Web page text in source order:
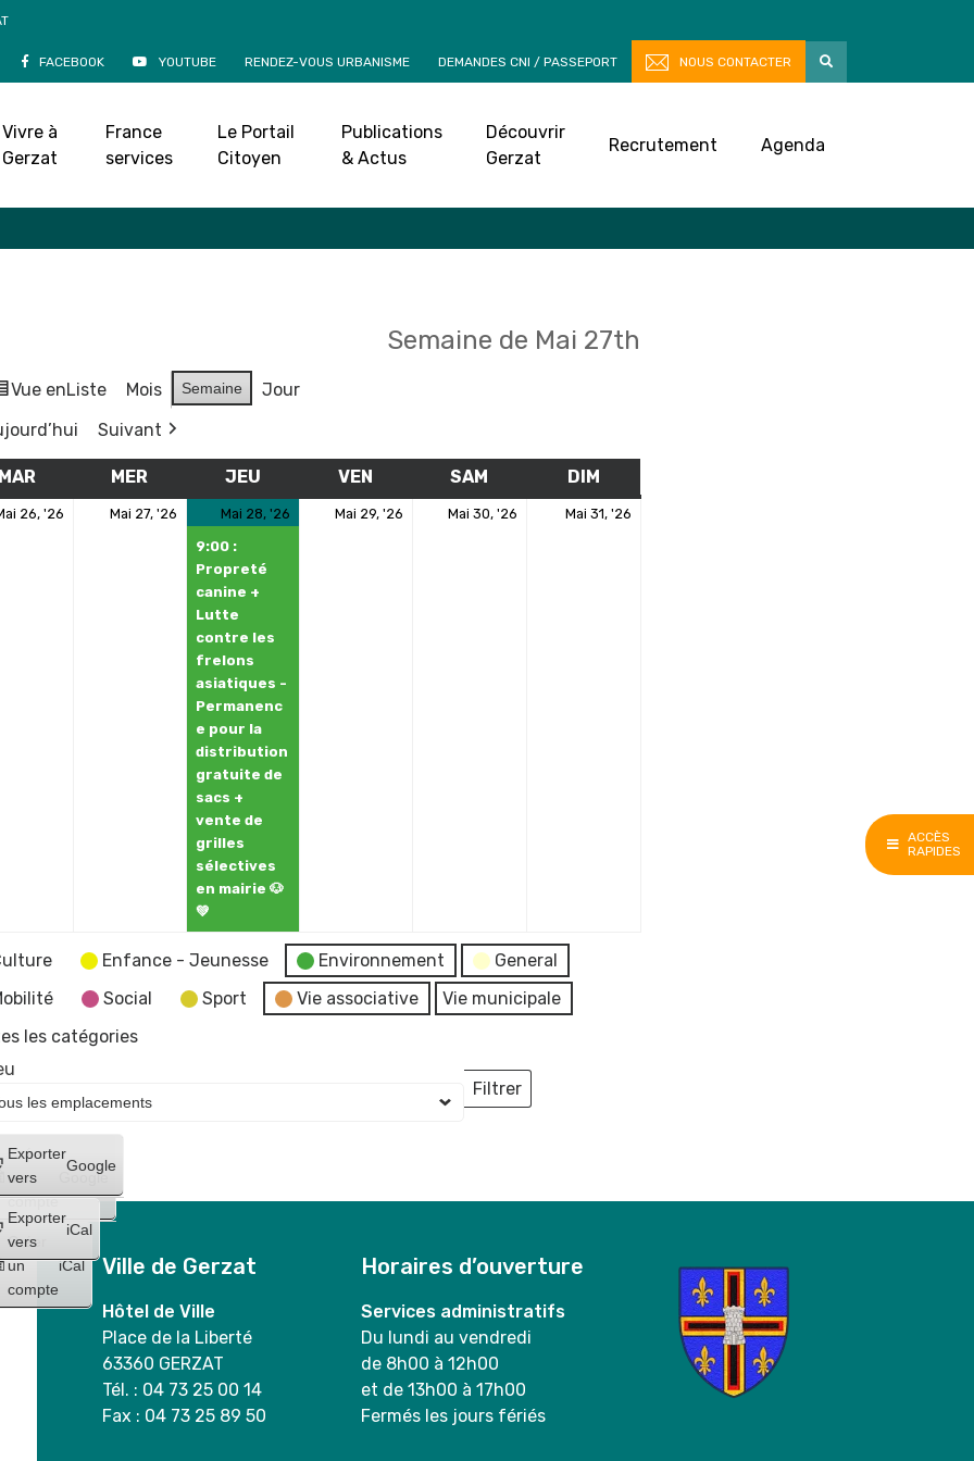
ACCÈS
RAPIDES
FACEBOOK YOUTUBE RENDEZ-VOUS URBANISME DEMANDES CNI / PASSEPORT NOUS CONTACTER
Vivre à
Gerzat
France
services
Le Portail
Citoyen
Publications
& Actus
Découvrir
Gerzat
Recrutement Agenda
Accueil»Agenda
Semaine de Mai 27th
Vue enListe Mois Semaine
Jour
Suivant
MARMARDI MER MERCREDIJEU VEN VENDREDISAM DIM
26, '26 Mai 27, '26
mai
2026
Mai 28, '26
9:00 :
Propreté
canine +
Lutte
contre les
frelons
asiatiques -
Permanenc
e pour la
distribution
gratuite de
sacs +
vente de
grilles
sélectives
en mairie 🐶
💚
Mai 29, '26 Mai 30, '26 Mai 31, '26
Enfance - Jeunesse Environnement
General
Social Sport Vie associative
Vie municipale
les catégories
Créer
un
compte
Google
Créer
un
compte
iCal
Exporter
vers
Google
Exporter
vers
iCal
Filtrer
Lieux
Ville de Gerzat
Hôtel de Ville
Place de la Liberté
63360 GERZAT
Tél. : 04 73 25 00 14
Fax : 04 73 25 89 50
Horaires d’ouverture
Services administratifs
Du lundi au vendredi
de 8h00 à 12h00
et de 13h00 à 17h00
Fermés les jours fériés